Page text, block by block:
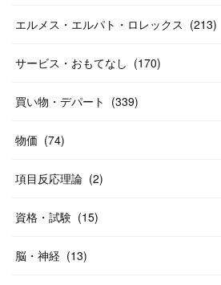
(26
(14
(46
(20
(31
58)
10
(20
エルメス・エルパト・ロレックス (213)
サービス・おもてなし (170)
買い物・デパート (339)
物価 (74)
項目反応理論 (2)
資格・試験 (15)
脳・神経 (13)